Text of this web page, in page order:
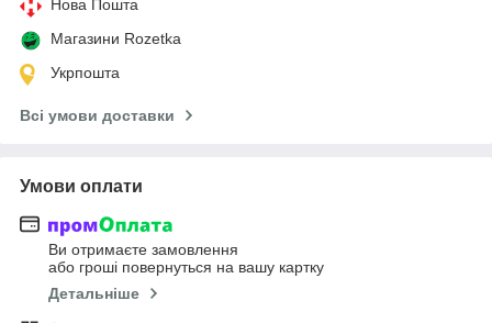
Нова Пошта
Магазини Rozetka
Укрпошта
Всі умови доставки
Умови оплати
Ви отримаєте замовлення
або гроші повернуться на вашу картку
Детальніше